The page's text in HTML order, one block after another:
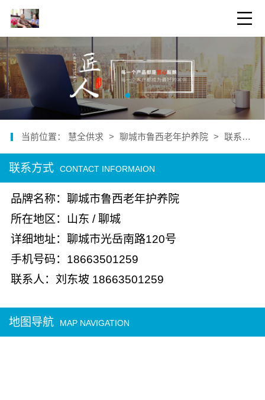
当前位置： 慧全供求 > 聊城市鲁西老年护养院 > 联系我们
联系方式 CONTACT INFORMAION
品牌名称：聊城市鲁西老年护养院
所在地区：山东 / 聊城
详细地址：聊城市光岳南路120号
手机号码：18663501259
联系人：刘东坡 18663501259
地图导航 MAP NAVIGATION